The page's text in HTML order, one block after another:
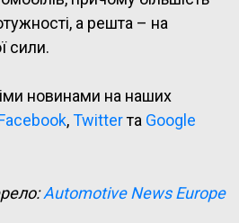
а решта – на
сили.
новинами на наших
,Twitterта Google
Automotive News Europe